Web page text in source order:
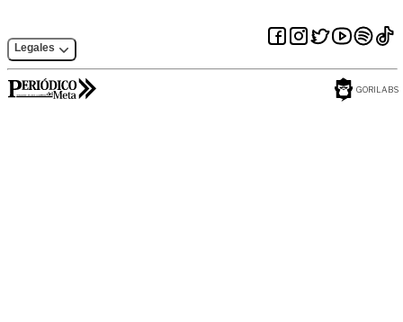
Legales
GORILABS